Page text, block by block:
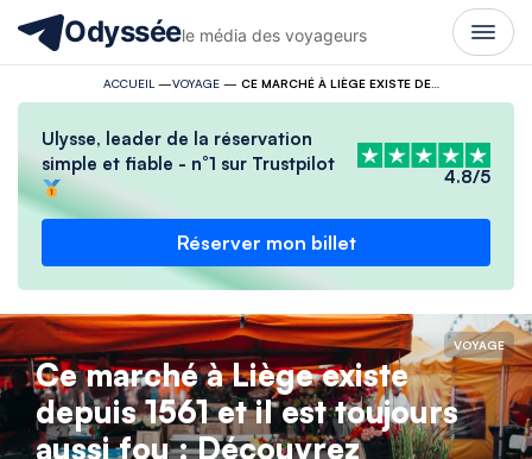
Odysséele média des voyageurs
ACCUEIL —VOYAGE— CE MARCHÉ À LIÈGE EXISTE DEPUIS 1561 ET IL EST TOUJOURS AUSSI FOU : DÉCOUVREZ POURQUOI IL ATTIRE TANT DE VISITEURS !
Ulysse, leader de la réservation
simple et fiable - n°1 sur Trustpilot
4.8/5
Réserver mon billet
VOYAGE
Ce marché à Liège existe
depuis 1561 et il est toujours
aussi fou : Découvrez